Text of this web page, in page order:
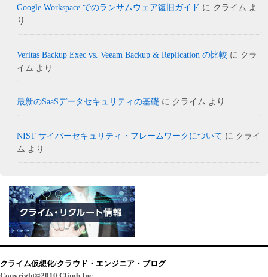
Google Workspace でのランサムウェア復旧ガイド に クライム よ
り
Veritas Backup Exec vs. Veeam Backup & Replication の比較 に クラ
イム より
最新のSaaSデータセキュリティの基礎 に クライム より
NIST サイバーセキュリティ・フレームワークについて に クライ
ム より
クライム仮想化/クラウド・エンジニア・ブログ